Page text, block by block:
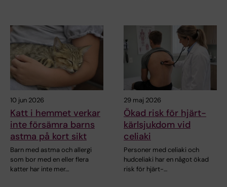
10 jun 2026
Katt i hemmet verkar
inte försämra barns
astma på kort sikt
Barn med astma och allergi
som bor med en eller flera
katter har inte mer…
29 maj 2026
Ökad risk för hjärt-
kärlsjukdom vid
celiaki
Personer med celiaki och
hudceliaki har en något ökad
risk för hjärt-…